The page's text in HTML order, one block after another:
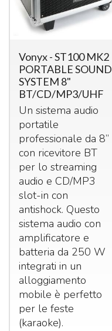
Vonyx - ST100 MK2
PORTABLE SOUND
SYSTEM 8"
BT/CD/MP3/UHF
Un sistema audio
portatile
professionale da 8’’
con ricevitore BT
per lo streaming
audio e CD/MP3
slot-in con
antishock. Questo
sistema audio con
amplificatore e
batteria da 250 W
integrati in un
alloggiamento
mobile è perfetto
per le feste
(karaoke).